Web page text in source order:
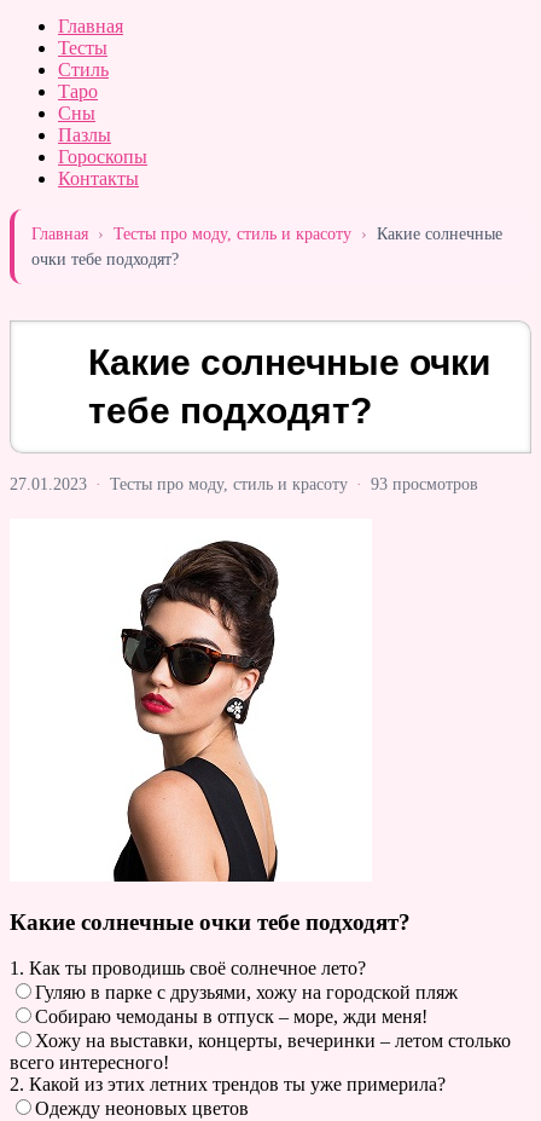
Главная
Тесты
Стиль
Таро
Сны
Пазлы
Гороскопы
Контакты
Главная › Тесты про моду, стиль и красоту › Какие солнечные
очки тебе подходят?
Какие солнечные очки
тебе подходят?
27.01.2023 · Тесты про моду, стиль и красоту · 93 просмотров
Какие солнечные очки тебе подходят?
1. Как ты проводишь своё солнечное лето?
Гуляю в парке с друзьями, хожу на городской пляж
Собираю чемоданы в отпуск – море, жди меня!
Хожу на выставки, концерты, вечеринки – летом столько
всего интересного!
2. Какой из этих летних трендов ты уже примерила?
Одежду неоновых цветов